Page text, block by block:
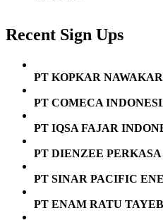
Recent Sign Ups
PT KOPKAR
PT COMECA
PT IQSA FAJAR
PT DIENZEE
PT SINAR PACIFIC
PT ENAM RATU TAYEB